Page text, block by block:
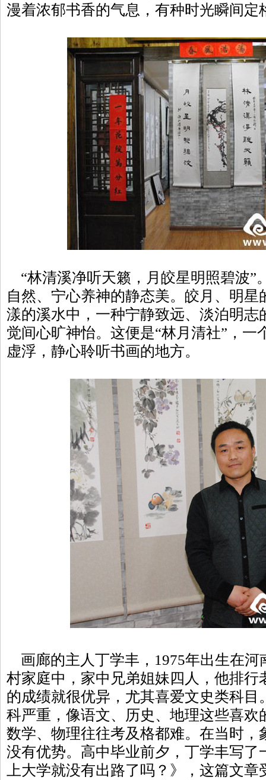
漫着浓郁书香的气息，有种时光瞬间定
“林清溪净听天籁，月皎星明照碧波”
自然、宁心养神的静态美。皎月、明
漾的溪水中，一种宁静致远、淡泊明志
觉间心旷神怡。这便是“林月清社”，一
虚浮，静心聆听书画的地方。
画廊的主人丁学丰，1975年出生在河
村家庭中，家中兄弟姐妹四人，他排行
的成绩就很优异，尤其喜爱文史类科目
科严重，像语文、历史、地理这些喜欢
数学、物理往往考及格都难。在当时，
没有优势。高中毕业前夕，丁学丰写了
上大学就没有出路了吗？》，这篇文